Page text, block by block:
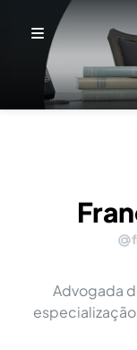
Advogada